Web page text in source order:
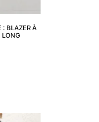
: BLAZER À
LONG